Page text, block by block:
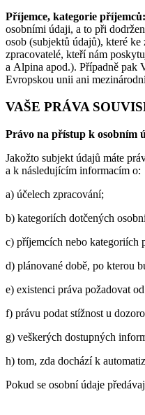
Příjemce, kategorie příjemců:
osobními údaji, a to při
osob (subjektů údajů), které
zpracovatelé, kteří nám
a Alpina apod.). Případně pak
Evropskou unii ani
VAŠE PRÁVA
Právo na přístup k osobním
Jakožto subjekt údajů máte
a k následujícím informacím o:
a) účelech zpracování;
b) kategoriích dotčených
c) příjemcích nebo kategoriích
d) plánované době, po kterou
e) existenci práva požadovat
f) právu podat stížnost u
g) veškerých dostupných
h) tom, zda dochází k
Pokud se osobní údaje